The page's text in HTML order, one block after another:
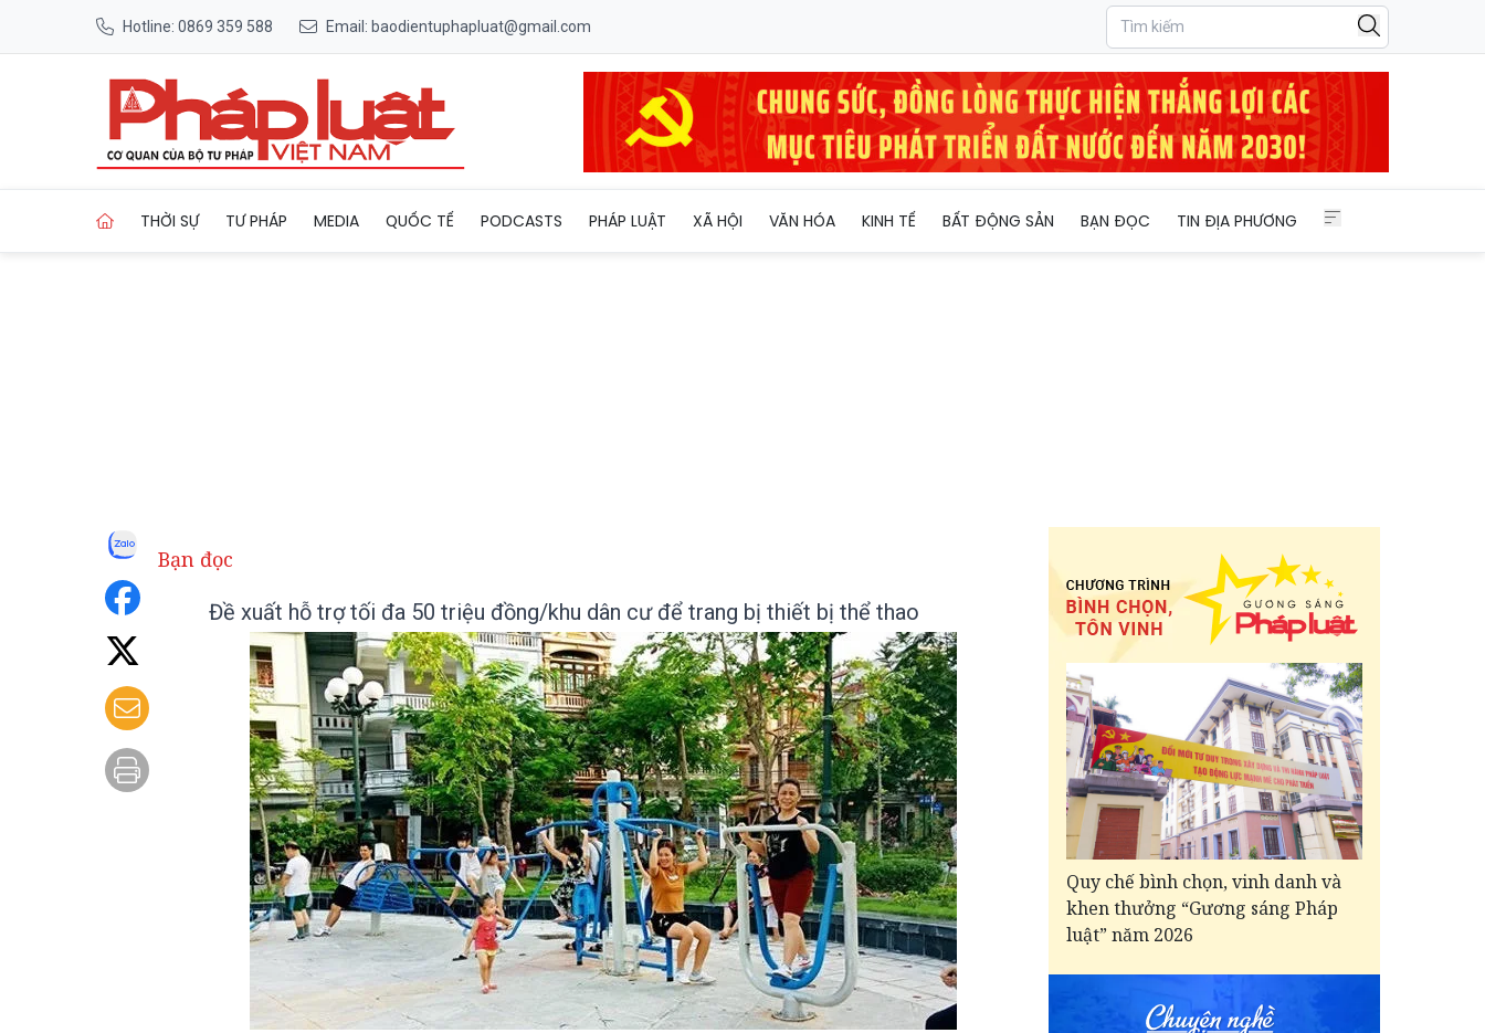
Hotline: 0869 359 588 Email: baodientuphapluat@gmail.com
THỜI SỰ TƯ PHÁP MEDIA QUỐC TẾ PODCASTS PHÁP LUẬT XÃ HỘI VĂN HÓA KINH TẾ BẤT ĐỘNG SẢN BẠN ĐỌC TIN ĐỊA PHƯƠNG
Bạn đọc
Đề xuất hỗ trợ tối đa 50 triệu đồng/khu dân cư để trang bị thiết bị thể thao
Quy chế bình chọn, vinh danh và
khen thưởng “Gương sáng Pháp
luật” năm 2026